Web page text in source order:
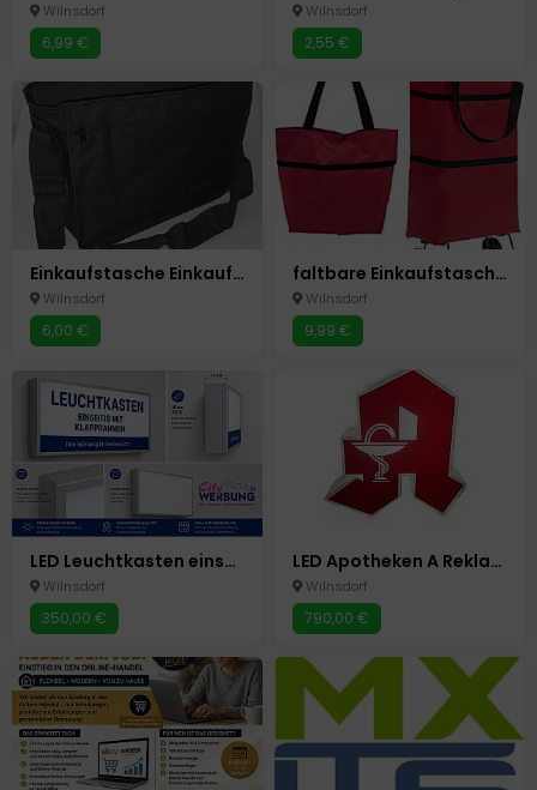
Wilnsdorf
6,99 €
Wilnsdorf
2,55 €
Einkaufstasche Einkaufs Umhängetasche 37 x 14 x 28cm Tasche
Wilnsdorf
6,00 €
faltbare Einkaufstasche mit Rollen Umhänge Tasche Einkauf Trolley Einkaufswagen
Wilnsdorf
9,99 €
LED Leuchtkasten einseitig m.Klapprahmen Werbung Silber eloxiert 100x60x10 cm
Wilnsdorf
350,00 €
LED Apotheken A Reklame Schild Beidseitige Leuchtreklame Neu 80x80cm
Wilnsdorf
790,00 €